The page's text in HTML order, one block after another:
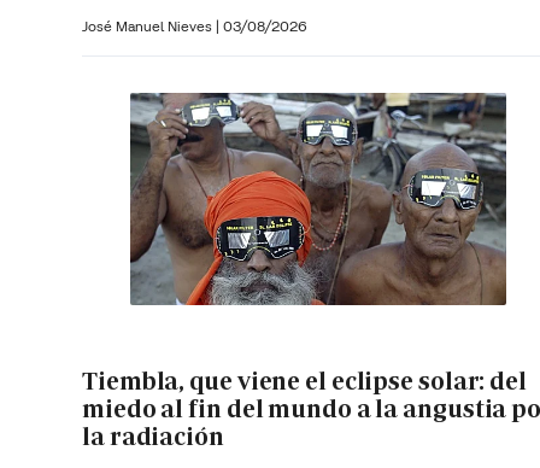
José Manuel Nieves | 03/08/2026
Tiembla, que viene el eclipse solar: del
miedo al fin del mundo a la angustia
la radiación